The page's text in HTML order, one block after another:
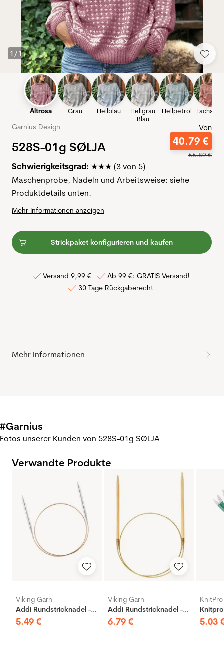
1 /1
Altrosa Grau Hellblau
Hellgrau
Blau
Hellpetrol
Garnius Design
528S-01g SØLJA
Von
40.79 €
55.89€
Schwierigkeitsgrad: ★★★ (3 von 5)
Maschenprobe, Nadeln und Arbeitsweise: siehe
Produktdetails unten.
Mehr Informationen anzeigen
Strickpaket konfigurieren und kaufen
Versand 9,99 €
Ab 99 €: GRATIS Versand!
30 Tage Rückgaberecht
Mehr Informationen
#Garnius
Fotos unserer Kunden von 528S-01g SØLJA
Verwandte Produkte
Viking Garn
Addi Rundstricknadel - Messing
5.49 €
Viking Garn
Addi Rundstricknadel - Bambus
6.79 €
KnitPro
5.03